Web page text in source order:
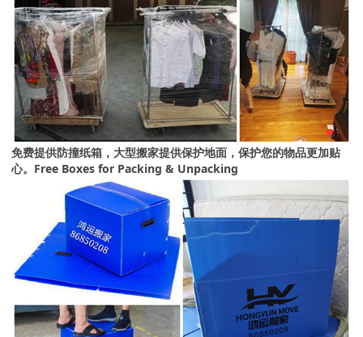
免费提供防撞纸箱，大型搬家提供保护地面，保护您的物品更加贴
心。Free Boxes for Packing & Unpacking